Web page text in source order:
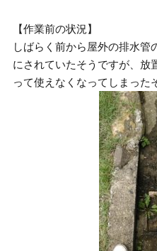
【作業前の状況】
しばらく前から屋外の排水管
にされていたそうですが、放
って使えなくなってしまった